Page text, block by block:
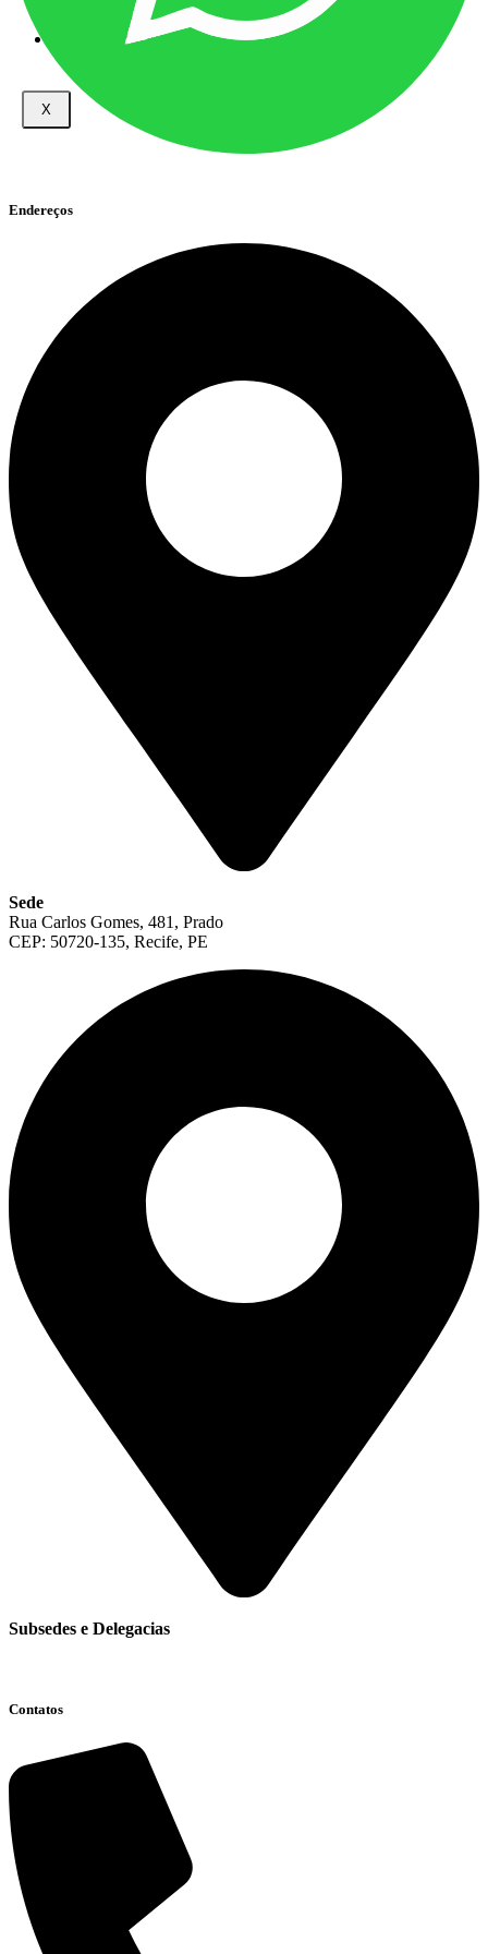
NOTÍCIAS
FALE CONOSCO
X
Endereços
Sede
Rua Carlos Gomes, 481, Prado
CEP: 50720-135, Recife, PE
Subsedes e Delegacias
Contatos